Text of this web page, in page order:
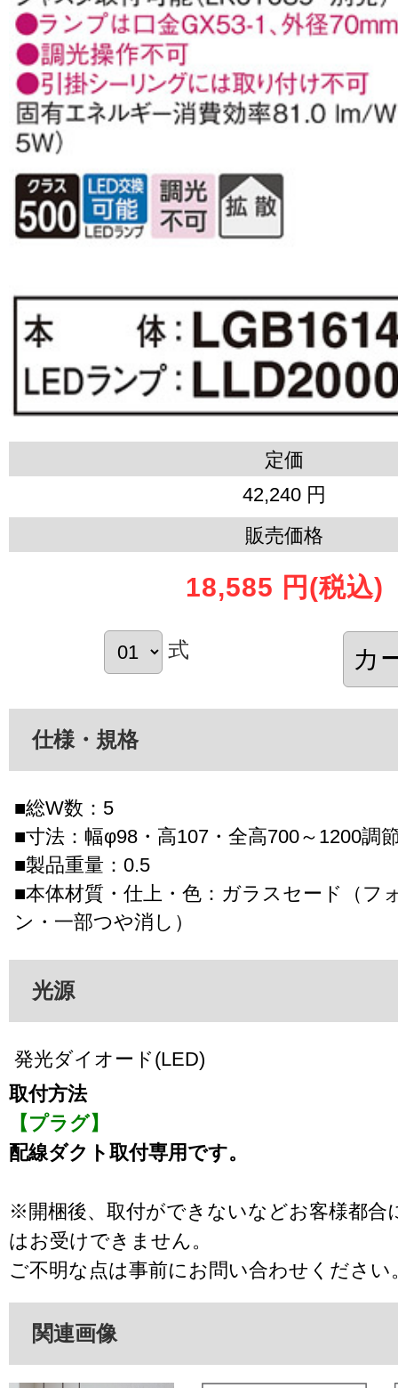
定価
42,240 円
販売価格
18,585 円 (税込)
式
仕様・規格
■総W数：5
■寸法：幅φ98・高107・全高700～1200調
■製品重量：0.5
■本体材質・仕上・色：ガラスセード（フ
ン・一部つや消し）
光源
発光ダイオード(LED)
取付方法
【プラグ】
配線ダクト取付専用です。
※開梱後、取付ができないなどお客様都合
はお受けできません。
ご不明な点は事前にお問い合わせください
関連画像